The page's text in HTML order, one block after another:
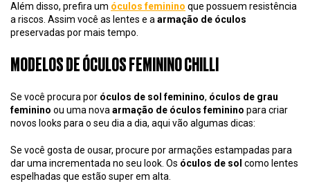
Além disso, prefira um óculos feminino que possuem resistência
a riscos. Assim você as lentes e a armação de óculos
preservadas por mais tempo.
MODELOS DE ÓCULOS FEMININO CHILLI
Se você procura por óculos de sol feminino, óculos de grau
feminino ou uma nova armação de óculos feminino para criar
novos looks para o seu dia a dia, aqui vão algumas dicas:
Se você gosta de ousar, procure por armações estampadas para
dar uma incrementada no seu look. Os óculos de sol como lentes
espelhadas que estão super em alta.